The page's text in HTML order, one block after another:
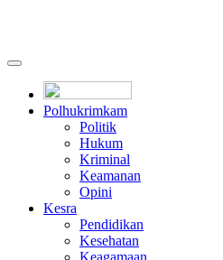
Polhukrimkam
Politik
Hukum
Kriminal
Keamanan
Opini
Kesra
Pendidikan
Kesehatan
Keagamaan